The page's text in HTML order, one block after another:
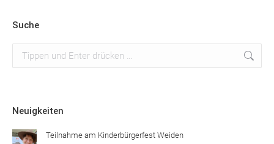
Suche
Neuigkeiten
Teilnahme am Kinderbürgerfest Weiden